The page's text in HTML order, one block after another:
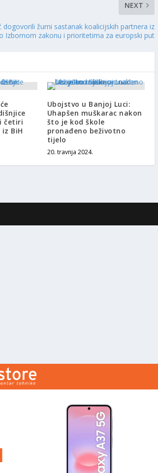
NEXT
dogovorili žurni sastanak koalicijskih partnera iz
Izbornom zakonu i prioritetima za europski put
četiri
BiH
Ubojstvo u Banjoj Luci:
Uhapšen muškarac nakon
što je kod škole
pronađeno beživotno
tijelo
20. travnja 2024.